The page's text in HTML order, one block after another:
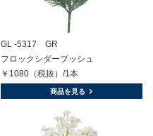
GL -5317 GR
フロックシダーブッシュ
￥1080（税抜）/1本
商品を見る